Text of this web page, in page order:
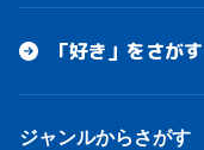
「好き」をさがす
ジャンルからさがす